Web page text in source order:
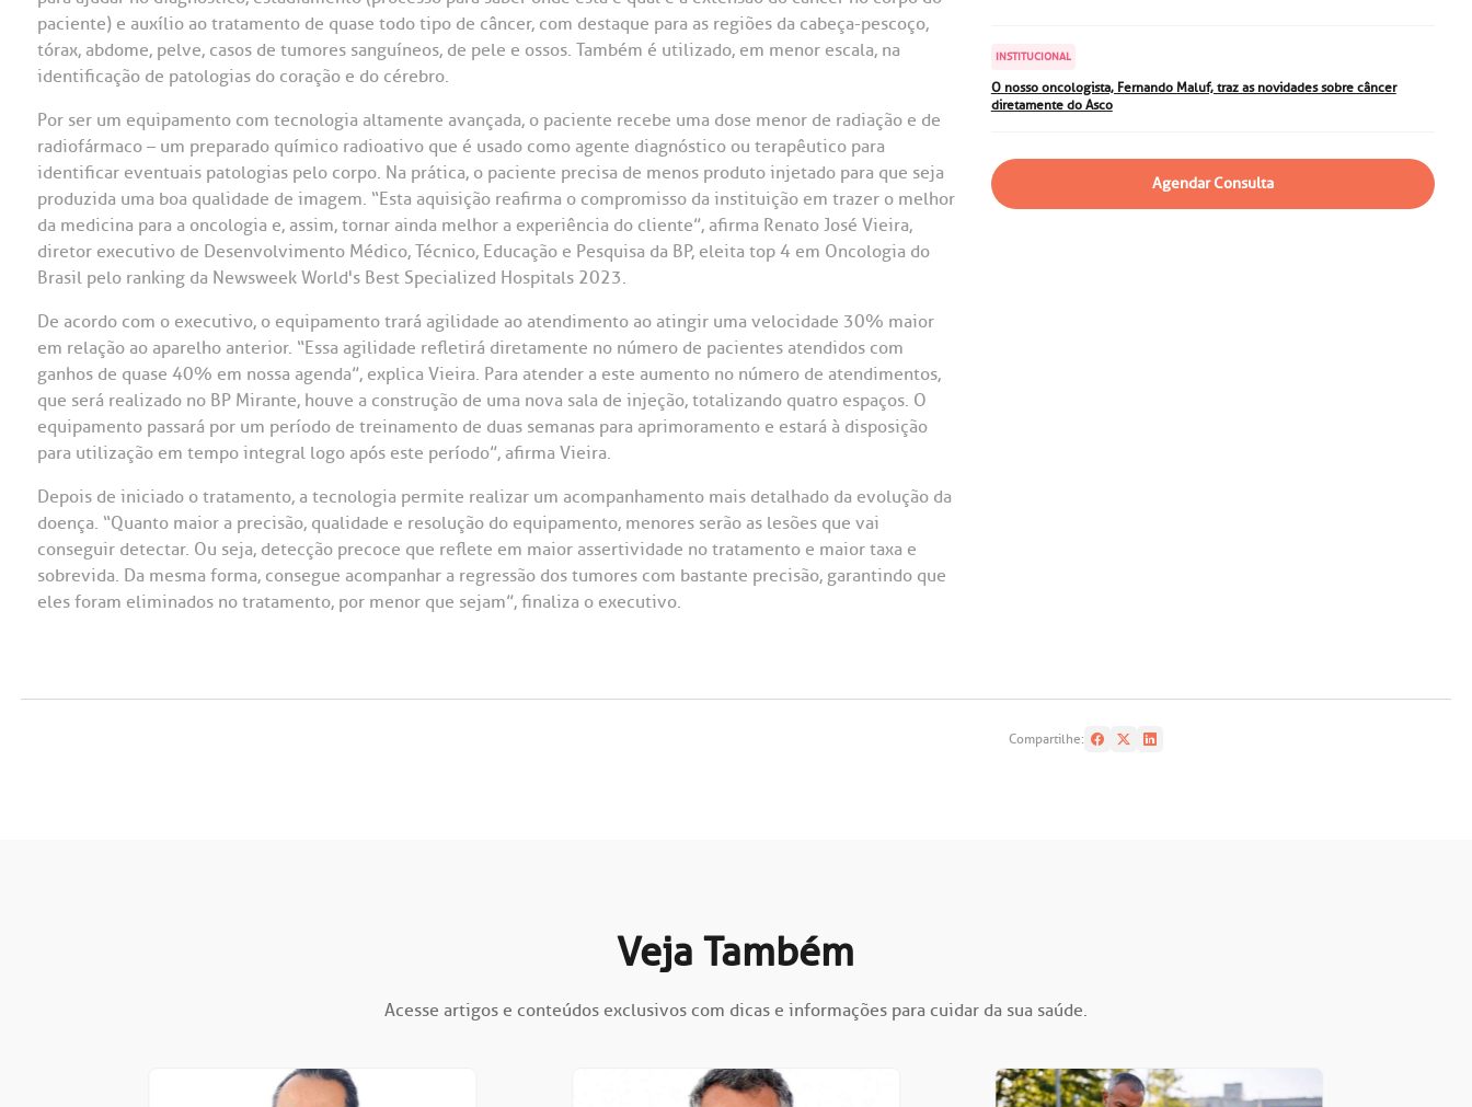
OUVIDORIA:
Fale Conosco
Saiba mais
Rua Maestro Cardim, 769
CEP: 01323-001 | Bela
Vista
São Paulo - SP
Saiba mais
R. Martiniano de Carvalho,
965
CEP: 01323-001 | Bela Vista
São Paulo - SP
Endereço:
CEP: 01438-000 | Jardim
Paulista, São Paulo - SP
Teleinterconsulta
atestado
paciente) e auxílio ao tratamento de quase todo tipo de câncer, com destaque para as regiões da cabeça-pescoço,
tórax, abdome, pelve, casos de tumores sanguíneos, de pele e ossos. Também é utilizado, em menor escala, na
identificação de patologias do coração e do cérebro.
Por ser um equipamento com tecnologia altamente avançada, o paciente recebe uma dose menor de radiação e de
radiofármaco – um preparado químico radioativo que é usado como agente diagnóstico ou terapêutico para
identificar eventuais patologias pelo corpo. Na prática, o paciente precisa de menos produto injetado para que seja
produzida uma boa qualidade de imagem. “Esta aquisição reafirma o compromisso da instituição em trazer o melhor
da medicina para a oncologia e, assim, tornar ainda melhor a experiência do cliente”, afirma Renato José Vieira,
diretor executivo de Desenvolvimento Médico, Técnico, Educação e Pesquisa da BP, eleita top 4 em Oncologia do
Brasil pelo ranking da Newsweek World's Best Specialized Hospitals 2023.
De acordo com o executivo, o equipamento trará agilidade ao atendimento ao atingir uma velocidade 30% maior
em relação ao aparelho anterior. “Essa agilidade refletirá diretamente no número de pacientes atendidos com
ganhos de quase 40% em nossa agenda”, explica Vieira. Para atender a este aumento no número de atendimentos,
que será realizado no BP Mirante, houve a construção de uma nova sala de injeção, totalizando quatro espaços. O
equipamento passará por um período de treinamento de duas semanas para aprimoramento e estará à disposição
para utilização em tempo integral logo após este período”, afirma Vieira.
Depois de iniciado o tratamento, a tecnologia permite realizar um acompanhamento mais detalhado da evolução da
doença. “Quanto maior a precisão, qualidade e resolução do equipamento, menores serão as lesões que vai
conseguir detectar. Ou seja, detecção precoce que reflete em maior assertividade no tratamento e maior taxa e
sobrevida. Da mesma forma, consegue acompanhar a regressão dos tumores com bastante precisão, garantindo que
eles foram eliminados no tratamento, por menor que sejam”, finaliza o executivo.
INSTITUCIONAL
O nosso oncologista, Fernando Maluf, traz as novidades sobre câncer
diretamente do Asco
Agendar Consulta
Compartilhe:
Veja Também
Acesse artigos e conteúdos exclusivos com dicas e informações para cuidar da sua saúde.